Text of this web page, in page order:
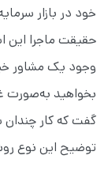
خود در بازار
حقیقت ماجرا این
وجود یک مشاور
بخواهید به‌صورت
گفت که کار
توضیح این نوع